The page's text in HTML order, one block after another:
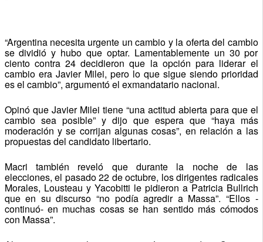
“Argentina necesita urgente un cambio y la oferta del cambio
se dividió y hubo que optar. Lamentablemente un 30 por
ciento contra 24 decidieron que la opción para liderar el
cambio era Javier Milei, pero lo que sigue siendo prioridad
es el cambio”, argumentó el exmandatario nacional.
Opinó que Javier Milei tiene “una actitud abierta para que el
cambio sea posible” y dijo que espera que “haya más
moderación y se corrijan algunas cosas”, en relación a las
propuestas del candidato libertario.
Macri también reveló que durante la noche de las
elecciones, el pasado 22 de octubre, los dirigentes radicales
Morales, Lousteau y Yacobitti le pidieron a Patricia Bullrich
que en su discurso “no podía agredir a Massa”. “Ellos -
continuó- en muchas cosas se han sentido más cómodos
con Massa”.